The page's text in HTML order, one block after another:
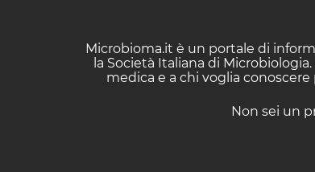
Microbioma.it è un portale di
la Società Italiana di
medica e a chi voglia
Non sei un